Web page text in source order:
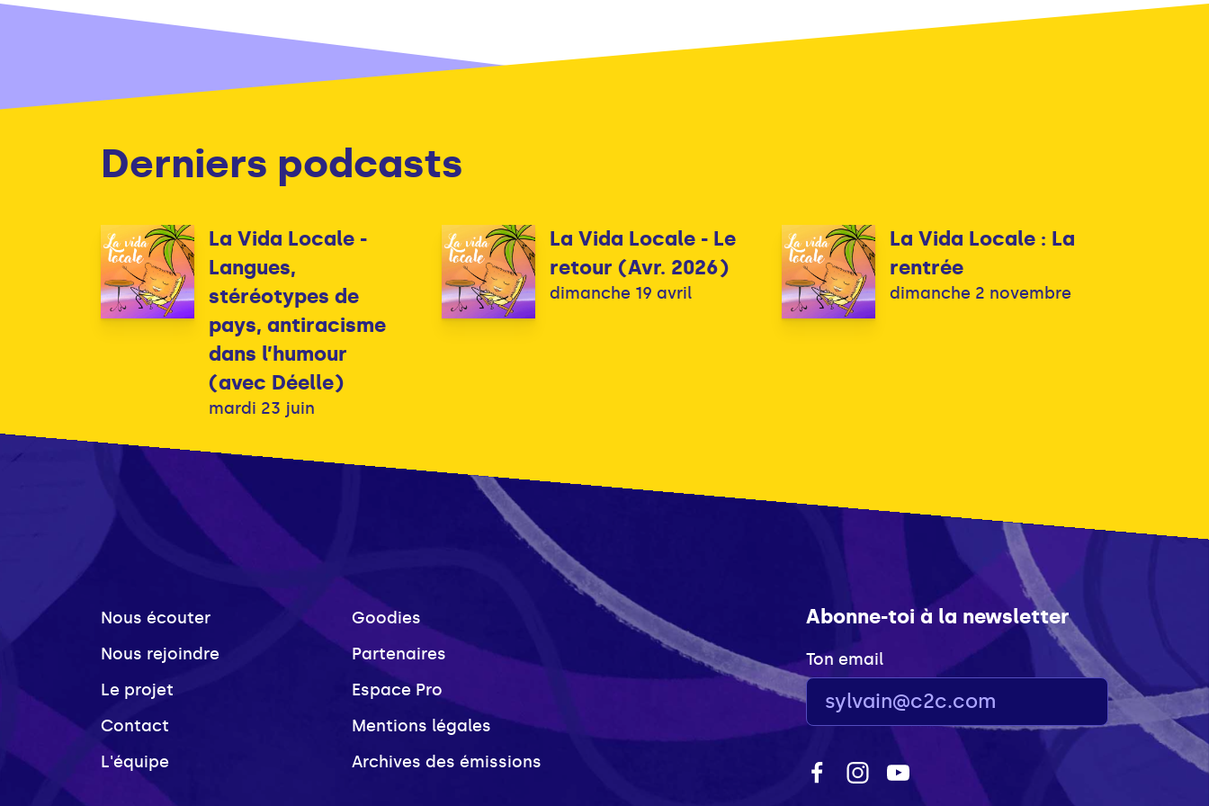
Derniers podcasts
La Vida Locale -
Langues,
stéréotypes de
pays, antiracisme
dans l’humour
(avec Déelle)
mardi 23 juin
La Vida Locale - Le
retour (Avr. 2026)
dimanche 19 avril
La Vida Locale : La
rentrée
dimanche 2 novembre
Nous écouter
Nous rejoindre
Le projet
Contact
L'équipe
Goodies
Partenaires
Espace Pro
Mentions légales
Archives des émissions
Abonne-toi à la newsletter
Ton email